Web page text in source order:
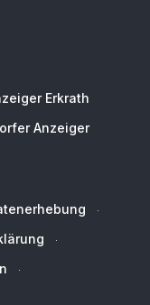
Erkrath
Anzeiger